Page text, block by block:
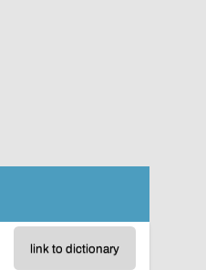
link to dictionary